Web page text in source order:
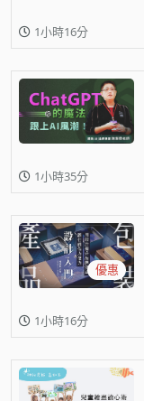
1小時16分
1小時35分
優惠
1小時16分